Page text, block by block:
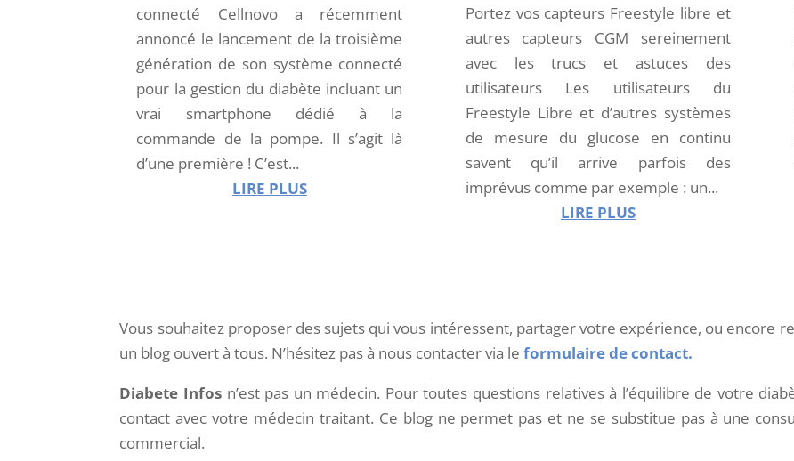
connecté Cellnovo a récemment
annoncé le lancement de la troisième
génération de son système connecté
pour la gestion du diabète incluant un
vrai smartphone dédié à la
commande de la pompe. Il s’agit là
d’une première ! C’est...
LIRE PLUS
Portez vos capteurs Freestyle libre et
autres capteurs CGM sereinement
avec les trucs et astuces des
utilisateurs Les utilisateurs du
Freestyle Libre et d’autres systèmes
de mesure du glucose en continu
savent qu’il arrive parfois des
imprévus comme par exemple : un...
LIRE PLUS
Vous souhaitez proposer des sujets qui vous intéressent, partager votre expérience, ou encore
un blog ouvert à tous. N’hésitez pas à nous contacter via leformulaire de contact.
Diabete Infosn’est pas un médecin. Pour toutes questions relatives à l’équilibre de votre
contact avec votre médecin traitant. Ce blog ne permet pas et ne se substitue pas à une
commercial.